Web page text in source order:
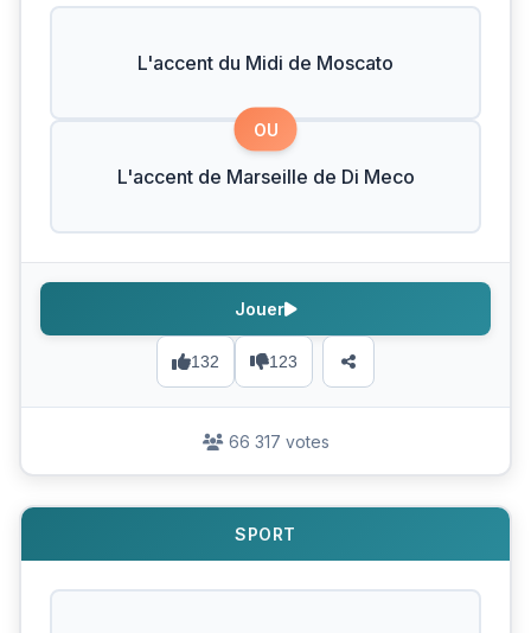
L'accent du Midi de Moscato
OU
L'accent de Marseille de Di Meco
132 123
Jouer
66 317 votes
SPORT